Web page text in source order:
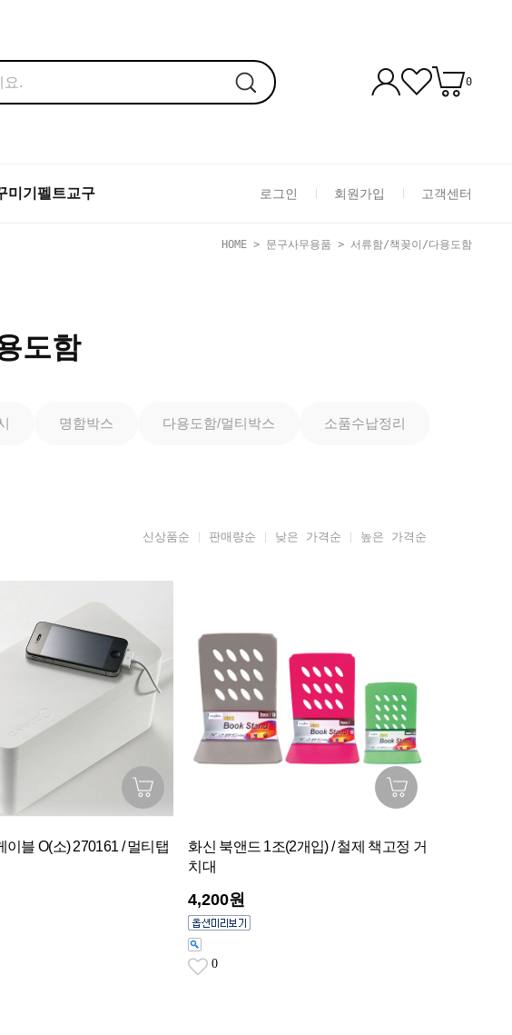
0
미기펠트교구 로그인 회원가입 고객센터
HOME > 문구사무용품 > 서류함/책꽂이/다용도함
도함
명함박스 다용도함/멀티박스 소품수납정리
신상품순 판매량순 낮은 가격순 높은 가격순
이블 O(소) 270161 / 멀티탭
화신 북앤드 1조(2개입) / 철제 책고정 거
치대
4,200원
0